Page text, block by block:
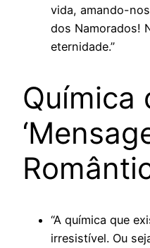
vida, amando-
dos Namorados!
eternidade.”
Química
“A química que
irresistível. Ou